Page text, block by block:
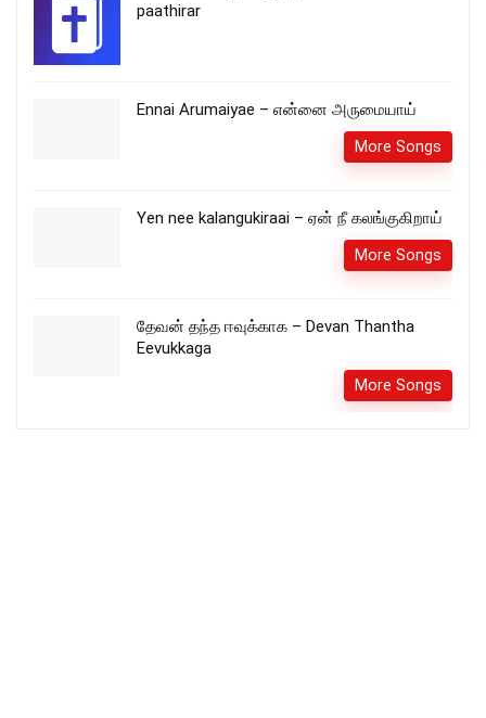
paathirar
Ennai Arumaiyae – என்னை அருமையாய்
More Songs
Yen nee kalangukiraai – ஏன் நீ கலங்குகிறாய்
More Songs
தேவன் தந்த ஈவுக்காக – Devan Thantha
Eevukkaga
More Songs